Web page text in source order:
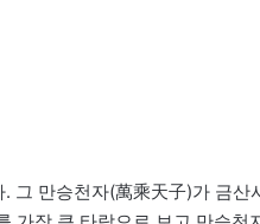
그 만승천자(萬乘天子)가 금산